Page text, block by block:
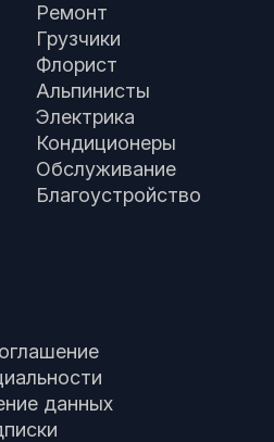
Ремонт
Грузчики
Флорист
Альпинисты
Электрика
Кондиционеры
Обслуживание
Благоустройство
данных